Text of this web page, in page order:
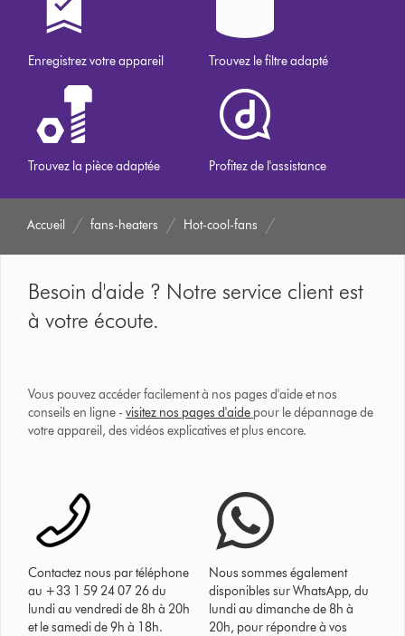
Enregistrez votre appareil Trouvez le filtre adapté
Trouvez la pièce adaptée Profitez de l'assistance
Accueil fans-heaters Hot-cool-fans
Besoin d'aide ? Notre service client est
à votre écoute.
Vous pouvez accéder facilement à nos pages d'aide et nos
conseils en ligne -visitez nos pages d'aide pour le dépannage de
votre appareil, des vidéos explicatives et plus encore.
Contactez nous par téléphone
au +33 1 59 24 07 26 du
lundi au vendredi de 8h à 20h
et le samedi de 9h à 18h.
Nous sommes également
disponibles sur WhatsApp, du
lundi au dimanche de 8h à
20h, pour répondre à vos